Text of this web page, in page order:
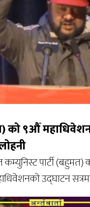
को ९औँ
कम्युनिस्ट पार्टी
उद्घाटन